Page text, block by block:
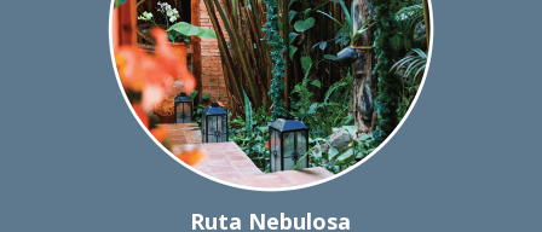
Ruta Nebulosa